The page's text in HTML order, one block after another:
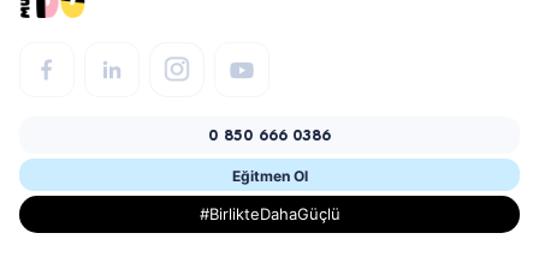
0 850 666 0386
Eğitmen Ol
#BirlikteDahaGüçlü